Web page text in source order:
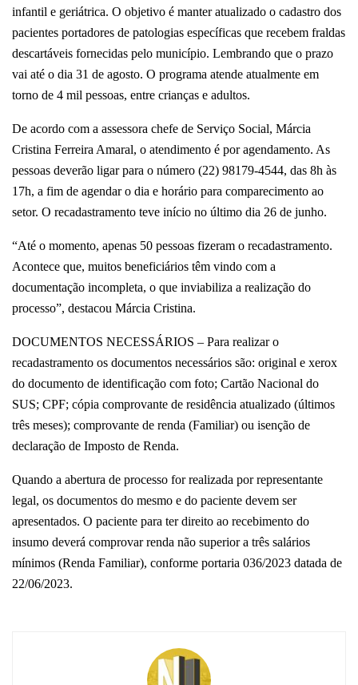
infantil e geriátrica. O objetivo é manter atualizado o cadastro dos
pacientes portadores de patologias específicas que recebem fraldas
descartáveis fornecidas pelo município. Lembrando que o prazo
vai até o dia 31 de agosto. O programa atende atualmente em
torno de 4 mil pessoas, entre crianças e adultos.
De acordo com a assessora chefe de Serviço Social, Márcia
Cristina Ferreira Amaral, o atendimento é por agendamento. As
pessoas deverão ligar para o número (22) 98179-4544, das 8h às
17h, a fim de agendar o dia e horário para comparecimento ao
setor. O recadastramento teve início no último dia 26 de junho.
“Até o momento, apenas 50 pessoas fizeram o recadastramento.
Acontece que, muitos beneficiários têm vindo com a
documentação incompleta, o que inviabiliza a realização do
processo”, destacou Márcia Cristina.
DOCUMENTOS NECESSÁRIOS – Para realizar o
recadastramento os documentos necessários são: original e xerox
do documento de identificação com foto; Cartão Nacional do
SUS; CPF; cópia comprovante de residência atualizado (últimos
três meses); comprovante de renda (Familiar) ou isenção de
declaração de Imposto de Renda.
Quando a abertura de processo for realizada por representante
legal, os documentos do mesmo e do paciente devem ser
apresentados. O paciente para ter direito ao recebimento do
insumo deverá comprovar renda não superior a três salários
mínimos (Renda Familiar), conforme portaria 036/2023 datada de
22/06/2023.